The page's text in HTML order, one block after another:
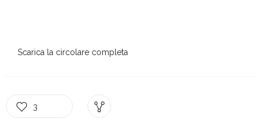
Scarica la circolare completa
3